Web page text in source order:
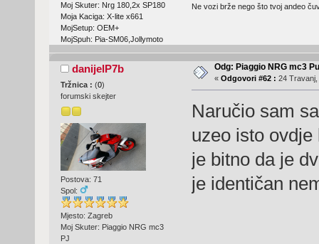
Moj Skuter: Nrg 180,2x SP180
Moja Kaciga: X-lite x661
MojSetup: OEM+
MojSpuh: Pia-SM06,Jollymoto
Ne vozi brže nego što tvoj andeo
danijelP7b
Tržnica : (0)
forumski skejter
Postova: 71
Spol:
Mjesto: Zagreb
Moj Skuter: Piaggio NRG mc3
PJ
Odg: Piaggio NRG mc3
« Odgovori #62 : 24
Naručio sam
uzeo isto
je bitno da je
je identičan